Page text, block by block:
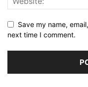
Save my name,
next time I comment.